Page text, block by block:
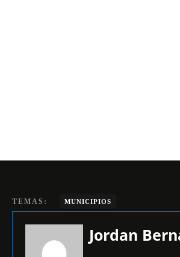
TEMAS: MUNICIPIOS
Jordan